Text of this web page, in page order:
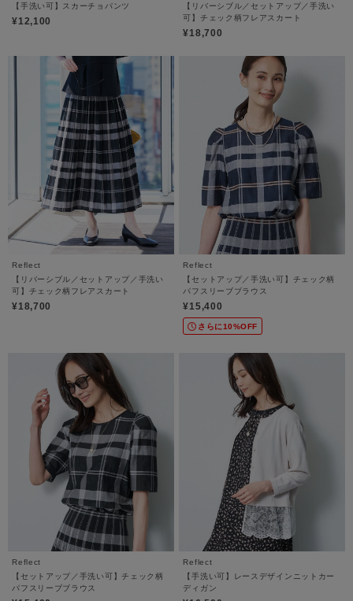
【手洗い可】スカーチョパンツ
¥12,100
【リバーシブル／セットアップ／手洗い
可】チェック柄フレアスカート
¥18,700
Reflect
【リバーシブル／セットアップ／手洗い
可】チェック柄フレアスカート
¥18,700
Reflect
【セットアップ／手洗い可】チェック柄
パフスリーブブラウス
¥15,400
さらに10%OFF
Reflect
【セットアップ／手洗い可】チェック柄
パフスリーブブラウス
Reflect
【手洗い可】レースデザインニットカー
ディガン